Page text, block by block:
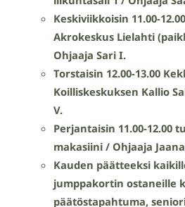
Keskiviikkoisin 11.00-
Akrokeskus Lielahti
Ohjaaja Sari I.
Torstaisin 12.00-13.00
Koilliskeskuksen Kallio
V.
Perjantaisin 11.00-12.00
makasiini / Ohjaaja
Kauden päätteeksi
jumppakortin ostaneille
päätöstapahtuma,